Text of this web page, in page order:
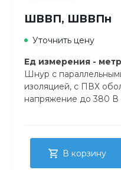
ШВВП, ШВВПн
Уточнить цену
Ед измерения - метр
Шнур с
изоляцией, с ПВХ
напряжение до 380
В корзину